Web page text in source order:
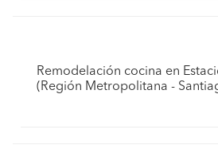
Remodelación cocina en
(Región Metropolitana -